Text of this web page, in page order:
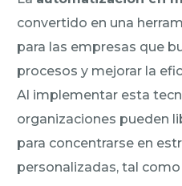
convertido en una
para las empresas que
procesos y mejorar la
Al implementar esta
organizaciones pueden
para concentrarse en
personalizadas, tal